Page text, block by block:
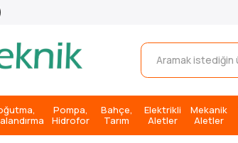
Pompa,
Hidrofor
Bahçe,
Tarım
Elektrikli
Aletler
Mekanik
Aletler